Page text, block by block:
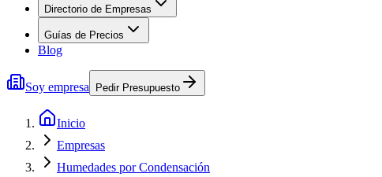
Directorio de Empresas
Guías de Precios
Blog
Soy empresa Pedir Presupuesto
Inicio
Empresas
Humedades por Condensación